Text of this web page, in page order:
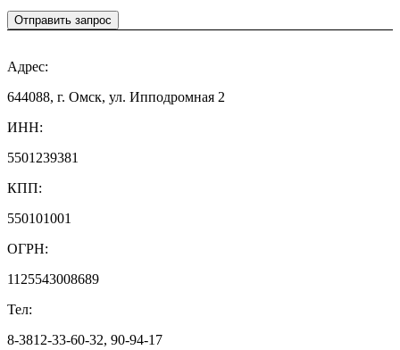
Отправить запрос
Адрес:
644088, г. Омск, ул. Ипподромная 2
ИНН:
5501239381
КПП:
550101001
ОГРН:
1125543008689
Тел:
8-3812-33-60-32, 90-94-17